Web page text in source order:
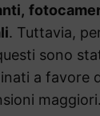
. Tuttavia,
sono
a favore
maggiori.